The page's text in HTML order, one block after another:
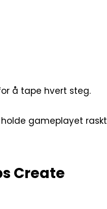
å tape hvert steg.
gameplayet raskt
Create